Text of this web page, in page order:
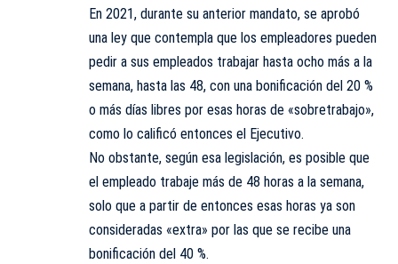
En 2021, durante su anterior mandato, se aprobó
una ley que contempla que los empleadores pueden
pedir a sus empleados trabajar hasta ocho más a la
semana, hasta las 48, con una bonificación del 20 %
o más días libres por esas horas de «sobretrabajo»,
como lo calificó entonces el Ejecutivo.
No obstante, según esa legislación, es posible que
el empleado trabaje más de 48 horas a la semana,
solo que a partir de entonces esas horas ya son
consideradas «extra» por las que se recibe una
bonificación del 40 %.